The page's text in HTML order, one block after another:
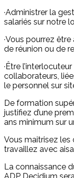
·Administrer la
salariés sur notre
·Vous pourrez
de réunion ou de
·Être
collaborateurs,
le personnel sur
De formation
justifiez d’une
ans minimum sur
Vous maitrisez
travaillez avec
La connaissance